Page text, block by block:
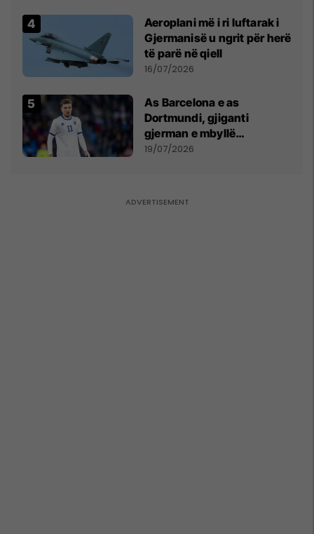
Aeroplani më i ri luftarak i
Gjermanisë u ngrit për herë
të parë në qiell
16/07/2026
As Barcelona e as
Dortmundi, gjiganti
gjerman e mbyllë
marrëveshjen për Fisnik
19/07/2026